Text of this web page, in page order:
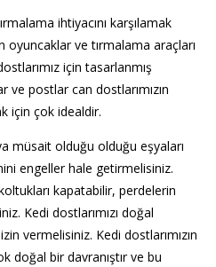
ihtiyacını karşılamak
oyuncaklar ve tırmalama araçları
için tasarlanmış
ve postlar can dostlarımızın
için çok idealdir.
müsait olduğu olduğu eşyaları
engeller hale getirmelisiniz.
kapatabilir, perdelerin
Kedi dostlarımızı doğal
vermelisiniz. Kedi dostlarımızın
doğal bir davranıştır ve bu